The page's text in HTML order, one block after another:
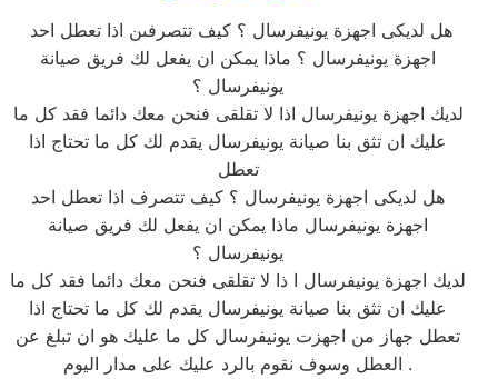
اجهزة يونيفرسال ؟ ماذا يمكن ان يفعل لك فريق صيانة
يونيفرسال ؟
لديك اجهزة يونيفرسال اذا لا تقلقى فنحن معك دائما فقد كل ما
عليك ان تثق بنا صيانة يونيفرسال يقدم لك كل ما تحتاج اذا
تعطل
هل لديكى اجهزة يونيفرسال ؟ كيف تتصرف اذا تعطل احد
اجهزة يونيفرسال ماذا يمكن ان يفعل لك فريق صيانة
يونيفرسال ؟
لديك اجهزة يونيفرسال ا ذا لا تقلقى فنحن معك دائما فقد كل ما
عليك ان تثق بنا صيانة يونيفرسال يقدم لك كل ما تحتاج اذا
تعطل جهاز من اجهزت يونيفرسال كل ما عليك هو ان تبلغ عن
العطل وسوف نقوم بالرد عليك على مدار اليوم .